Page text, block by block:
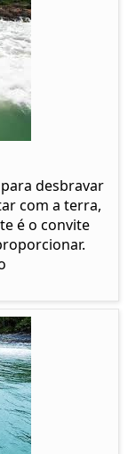
desbravar
com a terra,
é o convite